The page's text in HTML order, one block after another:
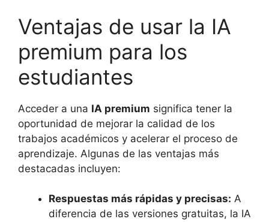
Ventajas de usar la IA
premium para los
estudiantes
Acceder a una IA premium significa tener la
oportunidad de mejorar la calidad de los
trabajos académicos y acelerar el proceso de
aprendizaje. Algunas de las ventajas más
destacadas incluyen:
Respuestas más rápidas y precisas: A
diferencia de las versiones gratuitas, la IA